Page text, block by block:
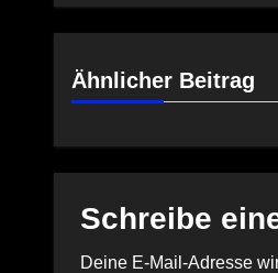
Ähnlicher Beitrag
Schreibe
Deine E-Mail-Adresse